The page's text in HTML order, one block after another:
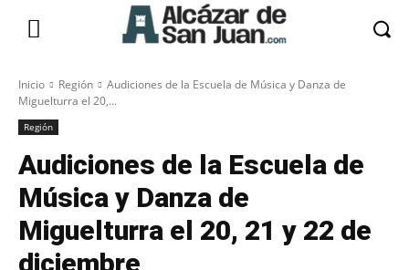
Inicio Región
Audiciones de la Escuela de Música y Danza de
Miguelturra el 20,...
Región
Audiciones de la Escuela de
Música y Danza de
Miguelturra el 20, 21 y 22 de
diciembre